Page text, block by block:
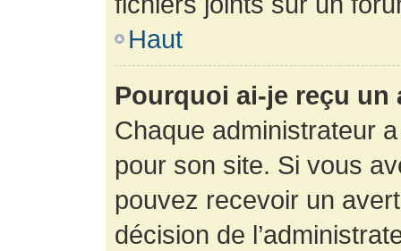
Haut
Pourquoi ai-je reçu un
Chaque administrateur
pour son site. Si vous
pouvez recevoir un
décision de